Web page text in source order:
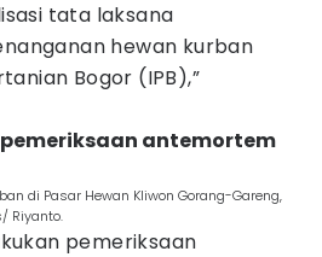
tata laksana
hewan kurban
Bogor (IPB),”
antemortem
di Pasar Hewan Kliwon Gorang-Gareng,
Riyanto.
pemeriksaan